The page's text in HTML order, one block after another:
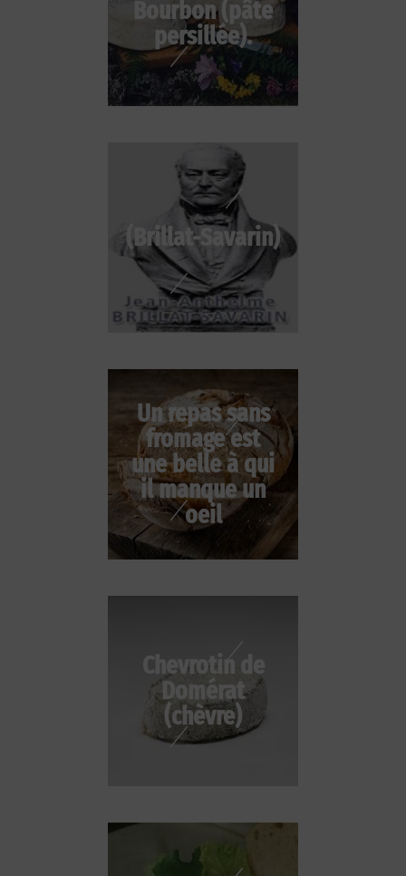
Bourbon (pâte
persillée).
(Brillat-Savarin)
Un repas sans
fromage est
une belle à qui
il manque un
oeil
Chevrotin de
Domérat
(chèvre)